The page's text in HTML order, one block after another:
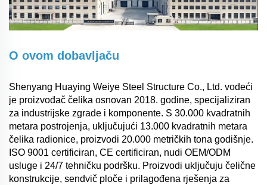
O ovom dobavljaču
Shenyang Huaying Weiye Steel Structure Co., Ltd. vodeći
je proizvođač čelika osnovan 2018. godine, specijaliziran
za industrijske zgrade i komponente. S 30.000 kvadratnih
metara postrojenja, uključujući 13.000 kvadratnih metara
čelika radionice, proizvodi 20.000 metričkih tona godišnje.
ISO 9001 certificiran, CE certificiran, nudi OEM/ODM
usluge i 24/7 tehničku podršku. Proizvodi uključuju čelične
konstrukcije, sendvič ploče i prilagođena rješenja za